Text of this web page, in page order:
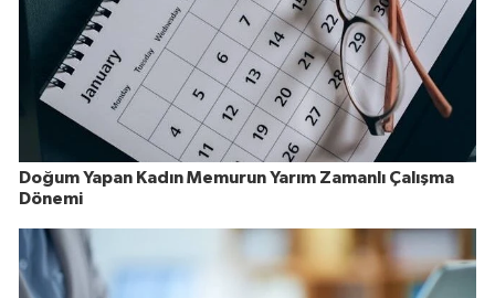
Doğum Yapan Kadın Memurun Yarım Zamanlı Çalışma
Dönemi